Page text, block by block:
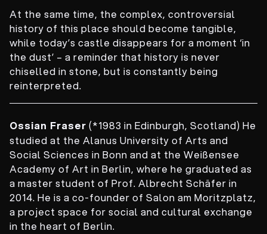
At the same time, the complex, controversial
history of this place should become tangible,
while today’s castle disappears for a moment ‘in
the dust’ – a reminder that history is never
chiselled in stone, but is constantly being
reinterpreted.
Ossian Fraser (*1983 in Edinburgh, Scotland) He
studied at the Alanus University of Arts and
Social Sciences in Bonn and at the Weißensee
Academy of Art in Berlin, where he graduated as
a master student of Prof. Albrecht Schäfer in
2014. He is a co-founder of Salon am Moritzplatz,
a project space for social and cultural exchange
in the heart of Berlin.